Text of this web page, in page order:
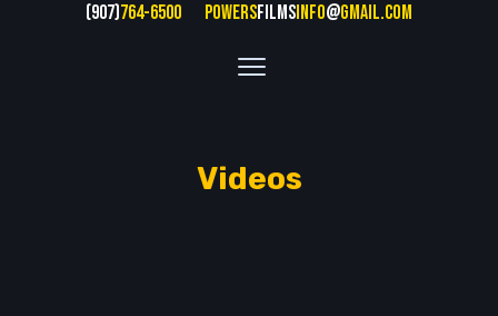
(907)764-6500 POWERSFILMS INFO@GMAIL.COM
Videos